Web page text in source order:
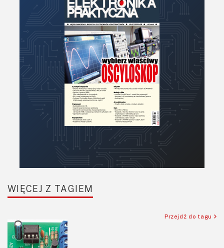
Optoelektronika
PCB/Montaż
Podstawy elektroniki
Podzespoły bierne
Półprzewodniki
Pomiary i testy
Projektowanie
Sensory
Software
Sterowanie
WIĘCEJ Z TAGIEM
Przejdź do tagu